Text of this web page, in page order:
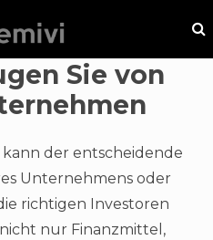
Sie von
der entscheidende
Unternehmens oder
richtigen Investoren
nur Finanzmittel,